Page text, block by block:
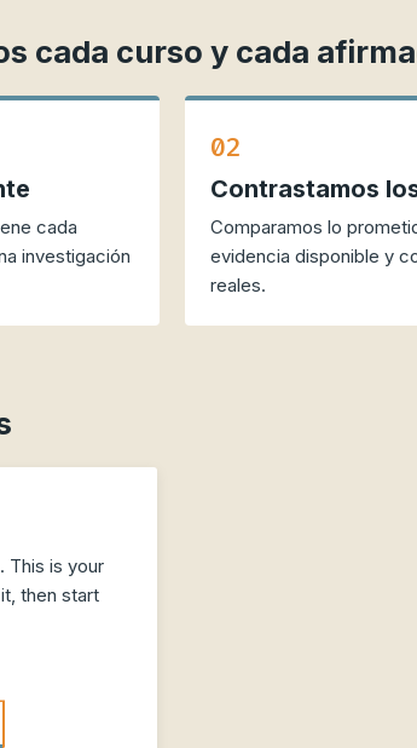
cada curso y cada
cada
investigación
02
Contrastamos
Comparamos lo
evidencia disponible y
reales.
This is your
then start